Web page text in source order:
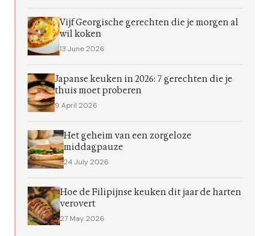
Vijf Georgische gerechten die je morgen al
wil koken
13 June 2026
Japanse keuken in 2026: 7 gerechten die je
thuis moet proberen
9 April 2026
Het geheim van een zorgeloze
middagpauze
24 July 2026
Hoe de Filipijnse keuken dit jaar de harten
verovert
27 May 2026